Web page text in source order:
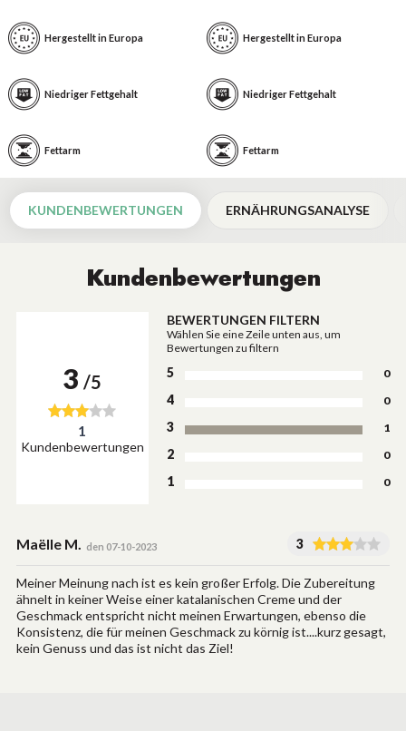
Hergestellt in Europa Hergestellt in Europa
Niedriger Fettgehalt Niedriger Fettgehalt
Fettarm Fettarm
KUNDENBEWERTUNGEN ERNÄHRUNGSANALYSE
Kundenbewertungen
3 /5
1
Kundenbewertungen
BEWERTUNGEN FILTERN
Wählen Sie eine Zeile unten aus, um
Bewertungen zu filtern
5 0
4 0
3 1
2 0
1 0
Maëlle M. den 07-10-2023 3
Meiner Meinung nach ist es kein großer Erfolg. Die Zubereitung
ähnelt in keiner Weise einer katalanischen Creme und der
Geschmack entspricht nicht meinen Erwartungen, ebenso die
Konsistenz, die für meinen Geschmack zu körnig ist....kurz gesagt,
kein Genuss und das ist nicht das Ziel!